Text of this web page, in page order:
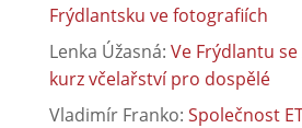
Frýdlantsku ve fotografiích
Lenka Úžasná: Ve Frýdlantu
kurz včelařství pro dospělé
Vladimír Franko: Společnost